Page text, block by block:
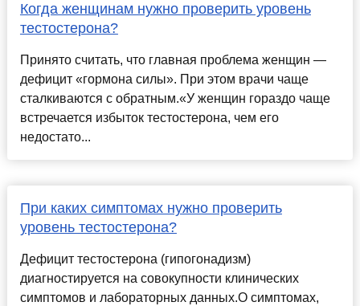
Когда женщинам нужно проверить уровень
тестостерона?
Принято считать, что главная проблема женщин —
дефицит «гормона силы». При этом врачи чаще
сталкиваются с обратным.«У женщин гораздо чаще
встречается избыток тестостерона, чем его
недостато...
При каких симптомах нужно проверить
уровень тестостерона?
Дефицит тестостерона (гипогонадизм)
диагностируется на совокупности клинических
симптомов и лабораторных данных.О симптомах,